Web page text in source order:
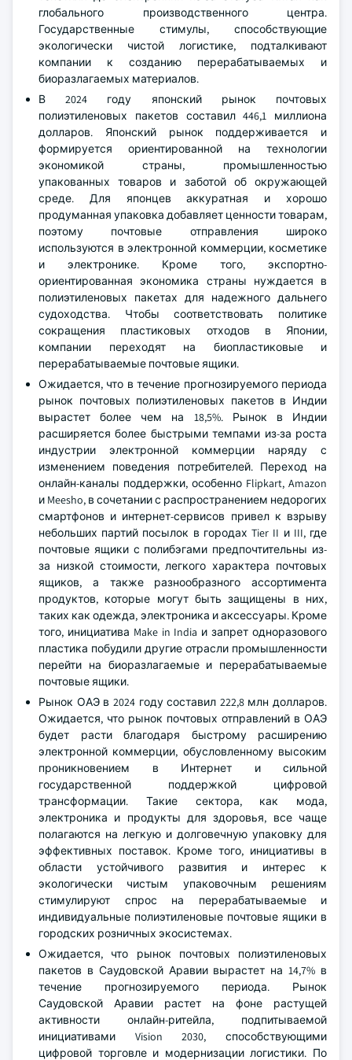
глобального производственного центра.
Государственные стимулы, способствующие
экологически чистой логистике, подталкивают
компании к созданию перерабатываемых и
биоразлагаемых материалов.
В 2024 году японский рынок почтовых
полиэтиленовых пакетов составил 446,1 миллиона
долларов. Японский рынок поддерживается и
формируется ориентированной на технологии
экономикой страны, промышленностью
упакованных товаров и заботой об окружающей
среде. Для японцев аккуратная и хорошо
продуманная упаковка добавляет ценности товарам,
поэтому почтовые отправления широко
используются в электронной коммерции, косметике
и электронике. Кроме того, экспортно-
ориентированная экономика страны нуждается в
полиэтиленовых пакетах для надежного дальнего
судоходства. Чтобы соответствовать политике
сокращения пластиковых отходов в Японии,
компании переходят на биопластиковые и
перерабатываемые почтовые ящики.
Ожидается, что в течение прогнозируемого периода
рынок почтовых полиэтиленовых пакетов в Индии
вырастет более чем на 18,5%. Рынок в Индии
расширяется более быстрыми темпами из-за роста
индустрии электронной коммерции наряду с
изменением поведения потребителей. Переход на
онлайн-каналы поддержки, особенно Flipkart, Amazon
и Meesho, в сочетании с распространением недорогих
смартфонов и интернет-сервисов привел к взрыву
небольших партий посылок в городах Tier II и III, где
почтовые ящики с полибэгами предпочтительны из-
за низкой стоимости, легкого характера почтовых
ящиков, а также разнообразного ассортимента
продуктов, которые могут быть защищены в них,
таких как одежда, электроника и аксессуары. Кроме
того, инициатива Make in India и запрет одноразового
пластика побудили другие отрасли промышленности
перейти на биоразлагаемые и перерабатываемые
почтовые ящики.
Рынок ОАЭ в 2024 году составил 222,8 млн долларов.
Ожидается, что рынок почтовых отправлений в ОАЭ
будет расти благодаря быстрому расширению
электронной коммерции, обусловленному высоким
проникновением в Интернет и сильной
государственной поддержкой цифровой
трансформации. Такие сектора, как мода,
электроника и продукты для здоровья, все чаще
полагаются на легкую и долговечную упаковку для
эффективных поставок. Кроме того, инициативы в
области устойчивого развития и интерес к
экологически чистым упаковочным решениям
стимулируют спрос на перерабатываемые и
индивидуальные полиэтиленовые почтовые ящики в
городских розничных экосистемах.
Ожидается, что рынок почтовых полиэтиленовых
пакетов в Саудовской Аравии вырастет на 14,7% в
течение прогнозируемого периода. Рынок
Саудовской Аравии растет на фоне растущей
активности онлайн-ритейла, подпитываемой
инициативами Vision 2030, способствующими
цифровой торговле и модернизации логистики. По